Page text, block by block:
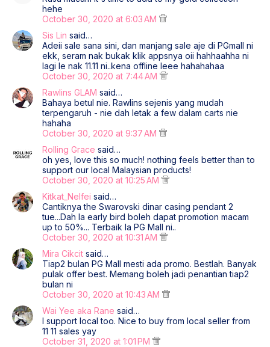
hehe
October 30, 2020 at 6:03 AM
Sis Lin said…
Adeii sale sana sini, dan manjang sale aje di PGmall ni
ekk, seram nak bukak klik appsnya oii hahhaahha ni
lagi le nak 11.11 ni..kena offline leee hahahahaa
October 30, 2020 at 7:44 AM
Rawlins GLAM said…
Bahaya betul nie. Rawlins sejenis yang mudah
terpengaruh - nie dah letak a few dalam carts nie
hahaha
October 30, 2020 at 9:37 AM
Rolling Grace said…
oh yes, love this so much! nothing feels better than to
support our local Malaysian products!
October 30, 2020 at 10:25 AM
Kitkat_Nelfei said…
Cantiknya the Swarovski dinar casing pendant 2
tue...Dah la early bird boleh dapat promotion macam
up to 50%... Terbaik la PG Mall ni..
October 30, 2020 at 10:31 AM
Mira Cikcit said…
Tiap2 bulan PG Mall mesti ada promo. Bestlah. Banyak
pulak offer best. Memang boleh jadi penantian tiap2
bulan ni
October 30, 2020 at 10:43 AM
Wai Yee aka Rane said…
I support local too. Nice to buy from local seller from
11 11 sales yay
October 31, 2020 at 1:01 PM